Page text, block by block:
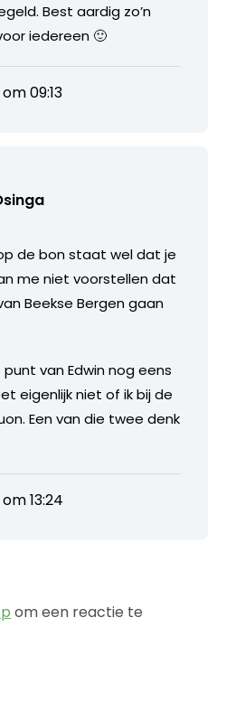
Best aardig zo’n
iedereen 🙂
09:13
de bon staat wel dat je
me niet voorstellen dat
Beekse Bergen gaan
van Edwin nog eens
eigenlijk niet of ik bij de
Een van die twee denk
13:24
om een reactie te